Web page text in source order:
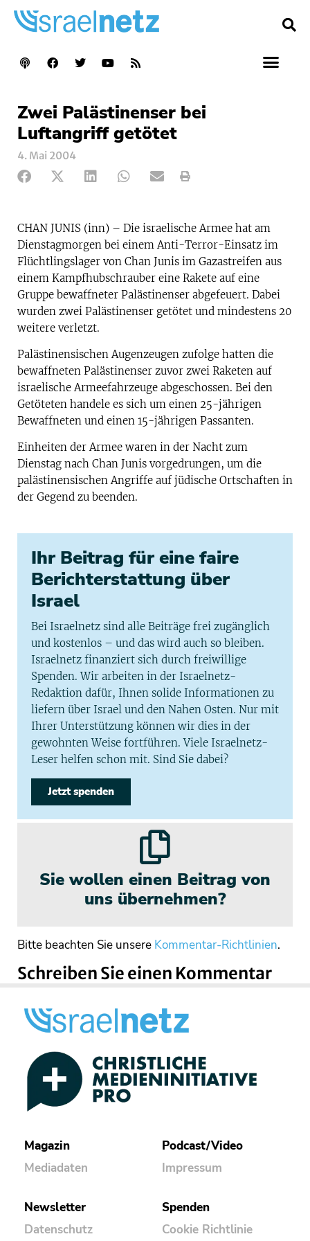
Zwei Palästinenser bei
Luftangriff getötet
4. Mai 2004
CHAN JUNIS (inn) – Die israelische Armee hat am
Dienstagmorgen bei einem Anti-Terror-Einsatz im
Flüchtlingslager von Chan Junis im Gazastreifen aus
einem Kampfhubschrauber eine Rakete auf eine
Gruppe bewaffneter Palästinenser abgefeuert. Dabei
wurden zwei Palästinenser getötet und mindestens 20
weitere verletzt.
Palästinensischen Augenzeugen zufolge hatten die
bewaffneten Palästinenser zuvor zwei Raketen auf
israelische Armeefahrzeuge abgeschossen. Bei den
Getöteten handele es sich um einen 25-jährigen
Bewaffneten und einen 15-jährigen Passanten.
Einheiten der Armee waren in der Nacht zum
Dienstag nach Chan Junis vorgedrungen, um die
palästinensischen Angriffe auf jüdische Ortschaften in
der Gegend zu beenden.
Ihr Beitrag für eine faire
Berichterstattung über
Israel
Bei Israelnetz sind alle Beiträge frei zugänglich
und kostenlos – und das wird auch so bleiben.
Israelnetz finanziert sich durch freiwillige
Spenden. Wir arbeiten in der Israelnetz-
Redaktion dafür, Ihnen solide Informationen zu
liefern über Israel und den Nahen Osten. Nur mit
Ihrer Unterstützung können wir dies in der
gewohnten Weise fortführen. Viele Israelnetz-
Leser helfen schon mit. Sind Sie dabei?
Jetzt spenden
Sie wollen einen Beitrag von
uns übernehmen?
Bitte beachten Sie unsere Kommentar-Richtlinien.
Schreiben Sie einen Kommentar
Magazin
Mediadaten
Podcast/Video
Impressum
Newsletter
Datenschutz
Spenden
Cookie Richtlinie